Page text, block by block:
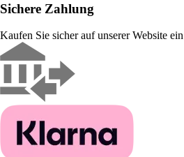
Sichere Zahlung
Kaufen Sie sicher auf unserer Website ein